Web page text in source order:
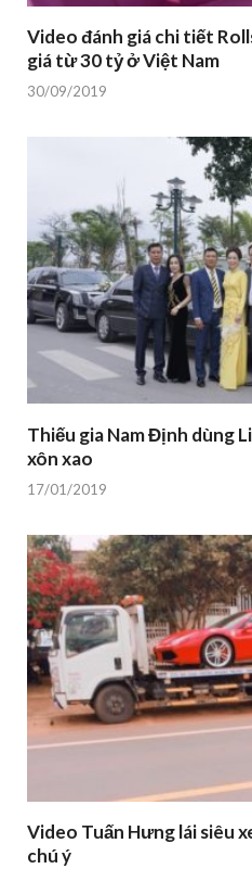
Video đánh giá chi tiết
giá từ 30 tỷ ở Việt Nam
30/09/2019
Thiếu gia Nam Định dùng
xôn xao
17/01/2019
Video Tuấn Hưng lái siêu
chú ý